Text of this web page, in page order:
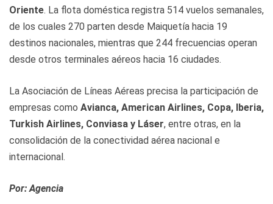
Oriente. La flota doméstica registra 514 vuelos semanales,
de los cuales 270 parten desde Maiquetía hacia 19
destinos nacionales, mientras que 244 frecuencias operan
desde otros terminales aéreos hacia 16 ciudades.
La Asociación de Líneas Aéreas precisa la participación de
empresas como Avianca, American Airlines, Copa, Iberia,
Turkish Airlines, Conviasa y Láser, entre otras, en la
consolidación de la conectividad aérea nacional e
internacional.
Por: Agencia